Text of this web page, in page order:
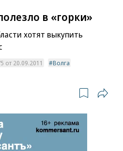
в «горки»
хотят выкупить
от 20.09.2011
Волга